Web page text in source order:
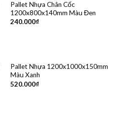
Pallet Nhựa Chân Cốc
1200x800x140mm Màu Đen
240.000₫
Pallet Nhựa 1200x1000x150mm
Màu Xanh
520.000₫